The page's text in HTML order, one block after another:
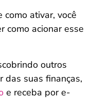
como ativar, você
como acionar esse
outros
das suas finanças,
e receba por e-